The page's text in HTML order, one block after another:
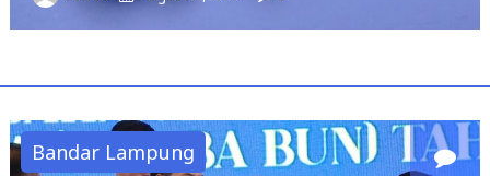
Bandar Lampung